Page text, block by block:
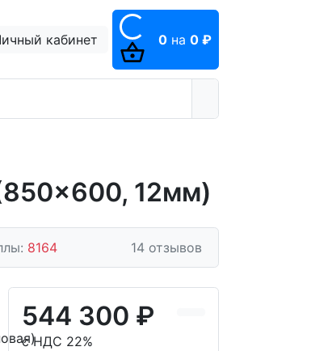
кабинет 0 на 0 ₽
12мм)
8164 14 отзывов
544 300 ₽
с НДС 22%